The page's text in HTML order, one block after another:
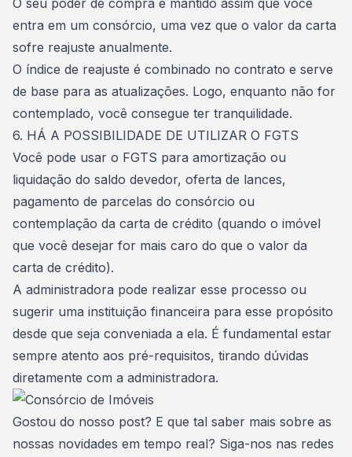
O seu poder de compra é mantido assim que você
entra em um consórcio, uma vez que o valor da carta
sofre reajuste anualmente.
O índice de reajuste é combinado no contrato e serve
de base para as atualizações. Logo, enquanto não for
contemplado, você consegue ter tranquilidade.
6. HÁ A POSSIBILIDADE DE UTILIZAR O FGTS
Você pode usar o FGTS para amortização ou
liquidação do saldo devedor, oferta de lances,
pagamento de parcelas do consórcio ou
contemplação da carta de crédito (quando o imóvel
que você desejar for mais caro do que o valor da
carta de crédito).
A administradora pode realizar esse processo ou
sugerir uma instituição financeira para esse propósito
desde que seja conveniada a ela. É fundamental estar
sempre atento aos pré-requisitos, tirando dúvidas
diretamente com a administradora.
Gostou do nosso post? E que tal saber mais sobre as
nossas novidades em tempo real? Siga-nos nas redes